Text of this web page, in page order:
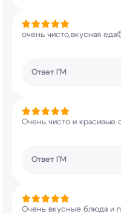
очень чисто,вкусная
Ответ I’M
Очень чисто и красивые
Ответ I’M
Очень вкусные блюда и по